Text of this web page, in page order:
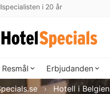
i 20 år
Resmål Erbjudanden
Hotell i Belgien